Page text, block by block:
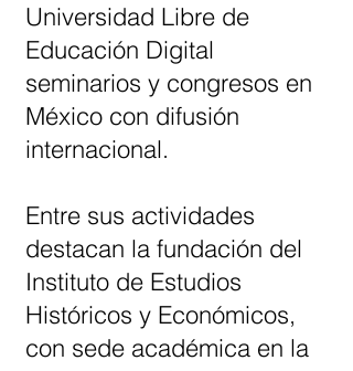
Universidad Libre de
Educación Digital
seminarios y congresos en
México con difusión
internacional.
Entre sus actividades
destacan la fundación del
Instituto de Estudios
Históricos y Económicos,
con sede académica en la